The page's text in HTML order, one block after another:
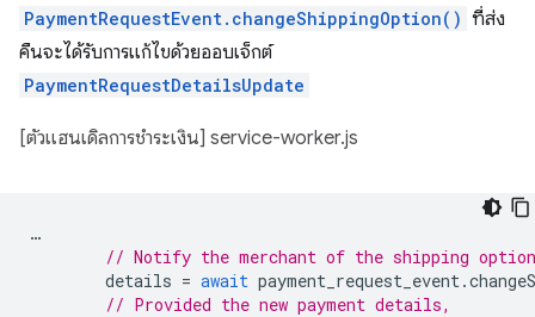
PaymentRequestEvent.changeShippingOption() ที่ส่ง
คืนจะได้รับการแก้ไขด้วยออบเจ็กต์
PaymentRequestDetailsUpdate
[ตัวแฮนเดิลการชำระเงิน] service-worker.js
…
// Notify the merchant of the shipping option
details = await payment_request_event.
// Provided the new payment details,